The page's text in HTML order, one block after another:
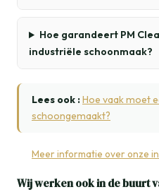
Hoe garandeert PM
industriële schoonmaak?
Lees ook :Hoe vaak moet
schoongemaakt?
Meer informatie over onze
Wij werken ook in de buurt